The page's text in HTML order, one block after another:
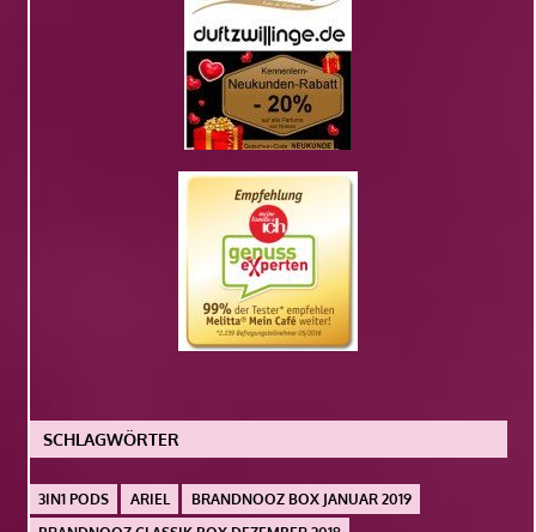
SCHLAGWÖRTER
3IN1 PODS ARIEL
BRANDNOOZ BOX JANUAR 2019